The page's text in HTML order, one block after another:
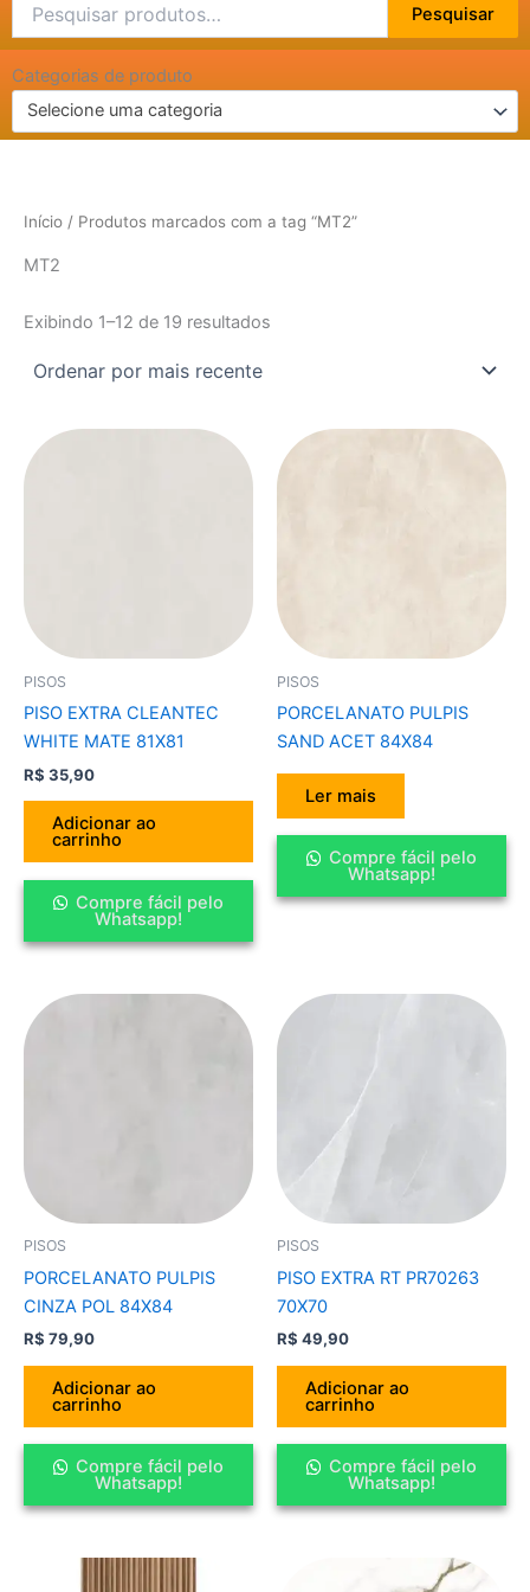
por:
Pesquisar
Categorias de produto
Selecione uma categoria
Início / Produtos marcados com a tag “MT2”
MT2
Exibindo 1–12 de 19 resultados
PISOS
PISO EXTRA CLEANTEC
WHITE MATE 81X81
R$ 35,90
Adicionar ao
carrinho
Compre fácil pelo
Whatsapp!
PISOS
PORCELANATO PULPIS
SAND ACET 84X84
Ler mais
Compre fácil pelo
Whatsapp!
PISOS
PORCELANATO PULPIS
CINZA POL 84X84
R$ 79,90
Adicionar ao
carrinho
Compre fácil pelo
Whatsapp!
PISOS
PISO EXTRA RT PR70263
70X70
R$ 49,90
Adicionar ao
carrinho
Compre fácil pelo
Whatsapp!